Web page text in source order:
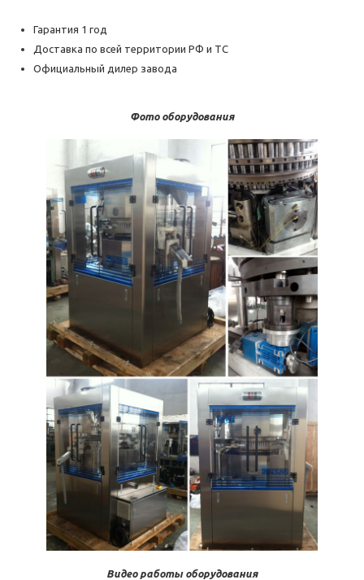
Гарантия 1 год
Доставка по всей территории РФ и ТС
Официальный дилер завода
Фото оборудования
Видео работы оборудования